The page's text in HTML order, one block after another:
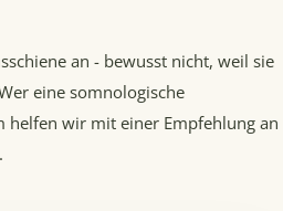
an - bewusst nicht, weil sie
eine somnologische
helfen wir mit einer Empfehlung an